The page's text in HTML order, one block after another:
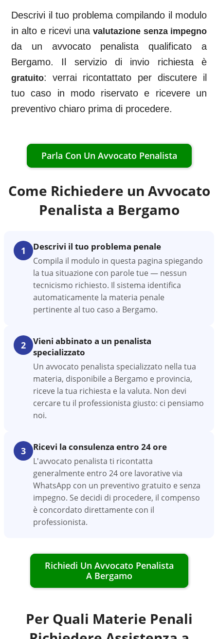
Descrivi il tuo problema compilando il modulo
in alto e ricevi unavalutazione senza impegno
da un avvocato penalista qualificato a
Bergamo. Il servizio di invio richiesta è
gratuito: verrai ricontattato per discutere il
tuo caso in modo riservato e ricevere un
preventivo chiaro prima di procedere.
Parla Con Un Avvocato Penalista
Come Richiedere un Avvocato
Penalista a Bergamo
1 Descrivi il tuo problema penale
Compila il modulo in questa pagina spiegando
la tua situazione con parole tue — nessun
tecnicismo richiesto. Il sistema identifica
automaticamente la materia penale
pertinente al tuo caso a Bergamo.
2
Vieni abbinato a un penalista
specializzato
Un avvocato penalista specializzato nella tua
materia, disponibile a Bergamo e provincia,
riceve la tua richiesta e la valuta. Non devi
cercare tu il professionista giusto: ci pensiamo
noi.
3 Ricevi la consulenza entro 24 ore
L'avvocato penalista ti ricontatta
generalmente entro 24 ore lavorative via
WhatsApp con un preventivo gratuito e senza
impegno. Se decidi di procedere, il compenso
è concordato direttamente con il
professionista.
Richiedi Un Avvocato Penalista
A Bergamo
Per Quali Materie Penali